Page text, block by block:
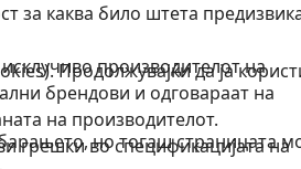
за каква било штета
исклучиво производителот на
брендови и одговараат на
на производителот.
грешки во спецификацијата на
Продолжувајќи да ја
но тогаш страницата